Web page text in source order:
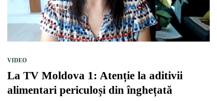
VIDEO
La TV Moldova 1: Atenție la aditivii
alimentari periculoși din înghețată